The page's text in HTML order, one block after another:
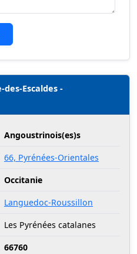
Escaldes -
Angoustrinois(es)s
66, Pyrénées-Orientales
Occitanie
Languedoc-Roussillon
Les Pyrénées catalanes
66760